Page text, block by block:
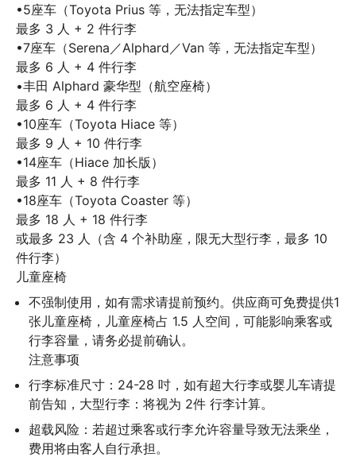
•5座车（Toyota Prius 等，无法指定车型）
最多 3 人 + 2 件行李
•7座车（Serena／Alphard／Van 等，无法指定车型）
最多 6 人 + 4 件行李
•丰田 Alphard 豪华型（航空座椅）
最多 6 人 + 4 件行李
•10座车（Toyota Hiace 等）
最多 9 人 + 10 件行李
•14座车（Hiace 加长版）
最多 11 人 + 8 件行李
•18座车（Toyota Coaster 等）
最多 18 人 + 18 件行李
或最多 23 人（含 4 个补助座，限无大型行李，最多 10
件行李）
儿童座椅
不强制使用，如有需求请提前预约。供应商可免费提供1
张儿童座椅，儿童座椅占 1.5 人空间，可能影响乘客或
行李容量，请务必提前确认。
注意事项
行李标准尺寸：24-28 吋，如有超大行李或婴儿车请提
前告知，大型行李：将视为 2件 行李计算。
超载风险：若超过乘客或行李允许容量导致无法乘坐，
费用将由客人自行承担。